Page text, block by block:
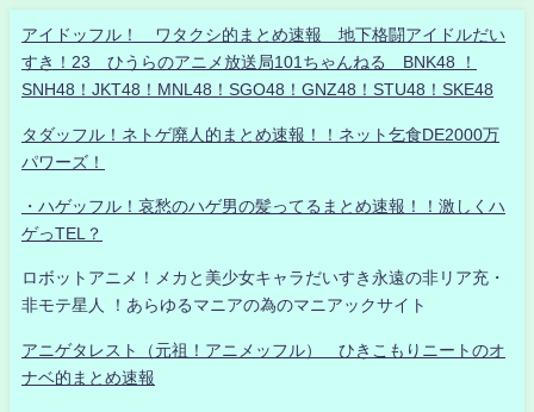
アイドッフル！ ワタクシ的まとめ速報 地下格闘アイドルだい
すき！23 ひうらのアニメ放送局101ちゃんねる BNK48 ！
SNH48！JKT48！MNL48！SGO48！GNZ48！STU48！SKE48
タダッフル！ネトゲ廃人的まとめ速報！！ネット乞食DE2000万
パワーズ！
・ハゲッフル！哀愁のハゲ男の髪ってるまとめ速報！！激しくハ
ゲっTEL？
ロボットアニメ！メカと美少女キャラだいすき永遠の非リア充・
非モテ星人 ！あらゆるマニアの為のマニアックサイト
アニゲタレスト（元祖！アニメッフル） ひきこもりニートのオ
ナベ的まとめ速報